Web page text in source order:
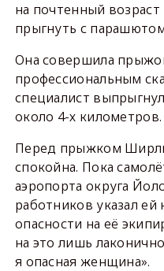
на почтенный
прыгнуть с
Она совершила
профессиональным
специалист
около 4-х километров.
Перед прыжком
спокойна. Пока
аэропорта округа
работников указал
опасности на её
на это лишь
я опасная женщина».